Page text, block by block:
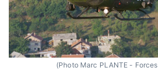
(Photo Marc PLANTE -